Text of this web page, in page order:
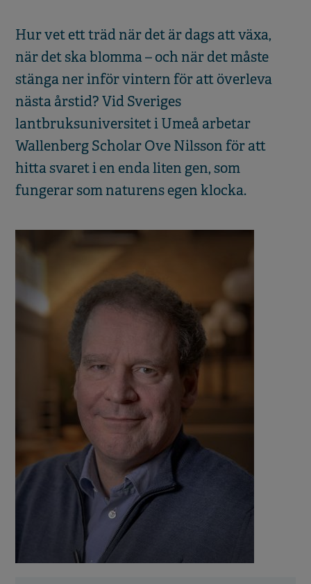
Hur vet ett träd när det är dags att växa,
när det ska blomma – och när det måste
stänga ner inför vintern för att överleva
nästa årstid? Vid Sveriges
lantbruksuniversitet i Umeå arbetar
Wallenberg Scholar Ove Nilsson för att
hitta svaret i en enda liten gen, som
fungerar som naturens egen klocka.